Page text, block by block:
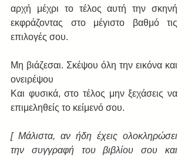
αρχή μέχρι το τέλος αυτή την σκηνή
εκφράζοντας στο μέγιστο βαθμό τις
επιλογές σου.
Μη βιάζεσαι. Σκέψου όλη την εικόνα και
ονειρέψου
Και φυσικά, στο τέλος μην ξεχάσεις να
επιμεληθείς το κείμενό σου.
[ Μάλιστα, αν ήδη έχεις ολοκληρώσει
την συγγραφή του βιβλίου σου και